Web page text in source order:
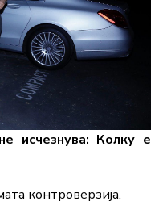
исчезнува: Колку е
контроверзија.